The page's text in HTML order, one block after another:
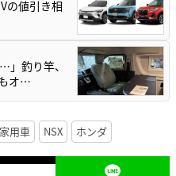
の値引き相
釣り竿、
オ…
用車 NSX ホンダ